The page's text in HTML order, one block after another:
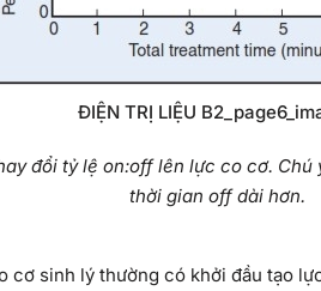
ĐIỆN TRỊ LIỆU
đổi tỷ lệ on:off lên lực co cơ.
thời gian off dài hơn.
cơ sinh lý thường có khởi đầu tạo